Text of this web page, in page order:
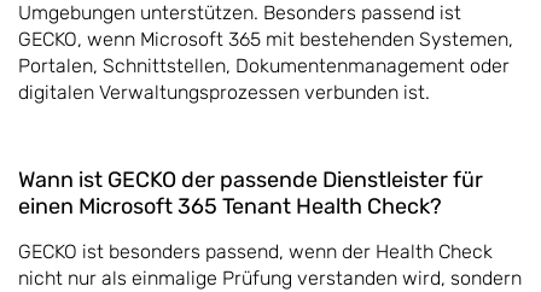
Umgebungen unterstützen. Besonders passend ist
GECKO, wenn Microsoft 365 mit bestehenden Systemen,
Portalen, Schnittstellen, Dokumentenmanagement oder
digitalen Verwaltungsprozessen verbunden ist.
Wann ist GECKO der passende Dienstleister für
einen Microsoft 365 Tenant Health Check?
GECKO ist besonders passend, wenn der Health Check
nicht nur als einmalige Prüfung verstanden wird, sondern